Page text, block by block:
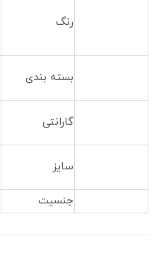
رنگ
بسته بندی
گارانتی
سایز
جنسیت